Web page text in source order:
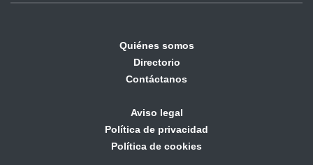
Quiénes somos
Directorio
Contáctanos
Aviso legal
Política de privacidad
Política de cookies